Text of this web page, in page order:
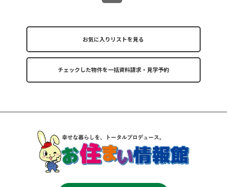
お気に入りリストを見る